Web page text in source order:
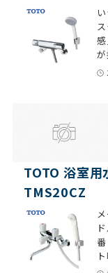
TOTO 浴室
TMS20CZ